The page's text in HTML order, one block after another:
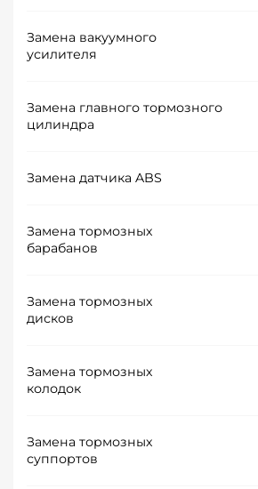
Замена вакуумного
усилителя
Замена главного тормозного
цилиндра
Замена датчика ABS
Замена тормозных
барабанов
Замена тормозных
дисков
Замена тормозных
колодок
Замена тормозных
суппортов